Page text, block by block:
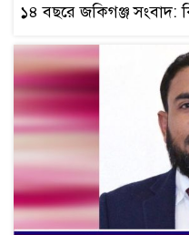
১৪ বছরে জকিগঞ্জ সংবাদ: